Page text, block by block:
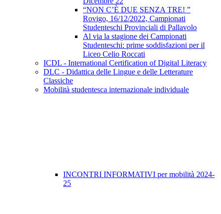
“NON C’È DUE SENZA TRE! ”
Rovigo, 16/12/2022, Campionati
Studenteschi Provinciali di Pallavolo
Al via la stagione dei Campionati
Studenteschi: prime soddisfazioni per il
Liceo Celio Roccati
ICDL - International Certification of Digital Literacy
DLC - Didattica delle Lingue e delle Letterature
Classiche
Mobilità studentesca internazionale individuale
INCONTRI INFORMATIVI per mobilità 2024-
25